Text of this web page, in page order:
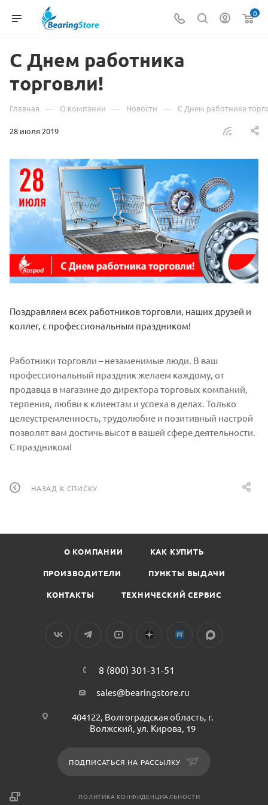
0
С Днем работника
торговли!
Главная — О компании — Новости — С Днем работника
28 июля 2019
Поздравляем всех работников торговли, наших друзей и
коллег, с профессиональным праздником!
Работники торговли – незаменимые люди. В ваш
профессиональный праздник желаем каждому, от
продавца в магазине до директора торговых компаний,
терпения, любви к клиентам и успеха в делах. Только
целеустремленность, трудолюбие и позитивный настрой
позволят вам достичь высот в вашей сфере деятельности.
С праздником!
НАЗАД К СПИСКУ
О КОМПАНИИ КАК КУПИТЬ
ПРОИЗВОДИТЕЛИ ПУНКТЫ ВЫДАЧИ
КОНТАКТЫ ТЕХНИЧЕСКИЙ СЕРВИС
8 (800) 301-31-51
sales@bearingstore.ru
404122, Волгоградская область, г.
Волжский, ул. Кирова, 19
ПОДПИСАТЬСЯ НА РАССЫЛКУ
ПОЛИТИКА КОНФИДЕНЦИАЛЬНОСТИ